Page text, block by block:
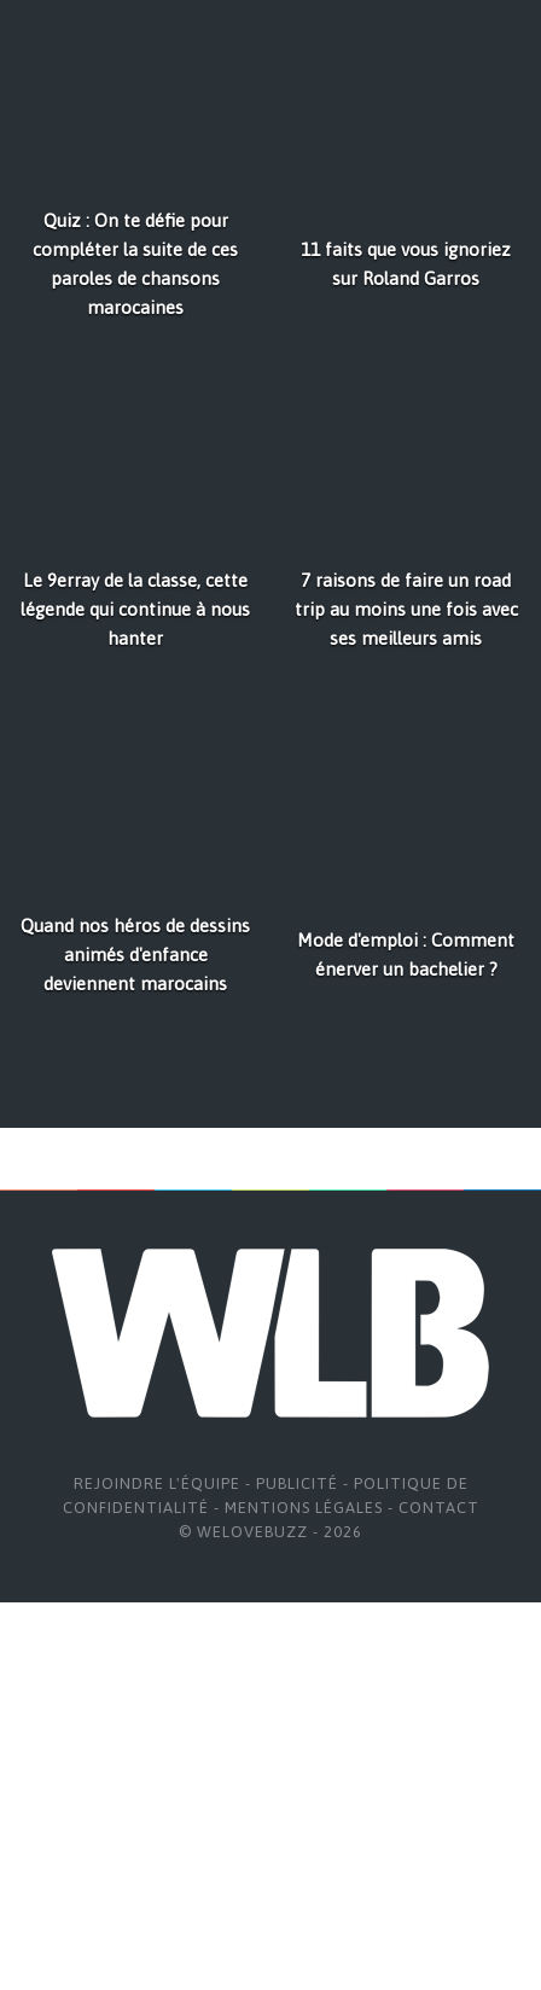
Quiz : On te défie pour
compléter la suite de ces
paroles de chansons
marocaines
11 faits que vous ignoriez
sur Roland Garros
Le 9erray de la classe, cette
légende qui continue à nous
hanter
7 raisons de faire un road
trip au moins une fois avec
ses meilleurs amis
Quand nos héros de dessins
animés d'enfance
deviennent marocains
Mode d'emploi : Comment
énerver un bachelier ?
REJOINDRE L'ÉQUIPE - PUBLICITÉ - POLITIQUE DE
CONFIDENTIALITÉ - MENTIONS LÉGALES - CONTACT
© WELOVEBUZZ - 2026